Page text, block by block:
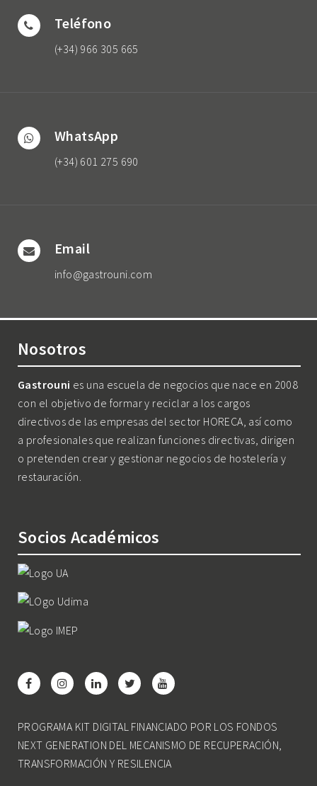
Teléfono
(+34) 966 305 665
WhatsApp
(+34) 601 275 690
Email
info@gastrouni.com
Nosotros
Gastrouni es una escuela de negocios que nace en 2008
con el objetivo de formar y reciclar a los cargos
directivos de las empresas del sector HORECA, así como
a profesionales que realizan funciones directivas, dirigen
o pretenden crear y gestionar negocios de hostelería y
restauración.
Socios Académicos
PROGRAMA KIT DIGITAL FINANCIADO POR LOS FONDOS
NEXT GENERATION DEL MECANISMO DE RECUPERACIÓN,
TRANSFORMACIÓN Y RESILENCIA